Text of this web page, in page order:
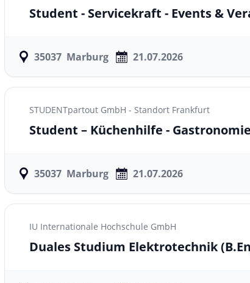
Student - Servicekraft - Events &
35037 Marburg 21.07.2026
STUDENTpartout GmbH - Standort Frankfurt
Student – Küchenhilfe - Gastronomie
35037 Marburg 21.07.2026
IU Internationale Hochschule GmbH
Duales Studium Elektrotechnik